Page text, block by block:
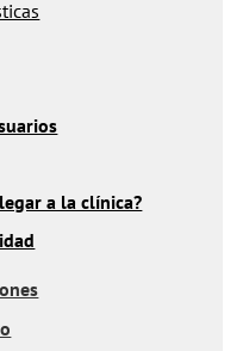
a la clínica?